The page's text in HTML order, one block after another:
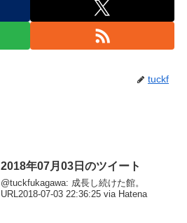
tuckf
2018年07月03日のツイート
@tuckfukagawa: 成長し続けた館。
URL2018-07-03 22:36:25 via Hatena